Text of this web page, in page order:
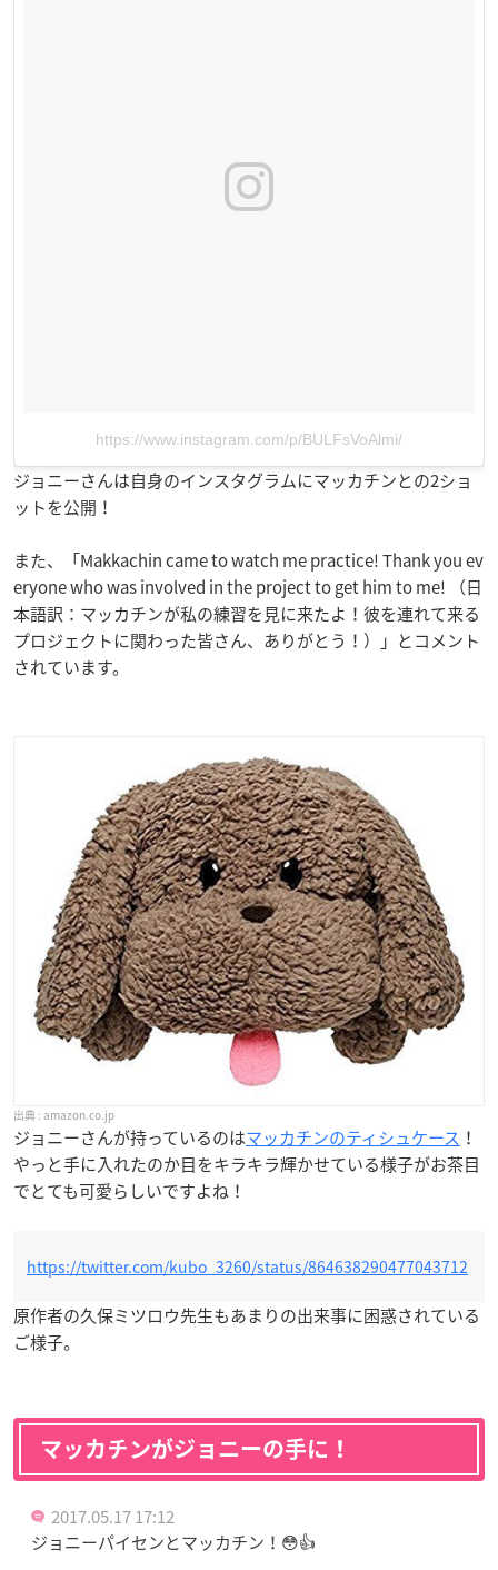
https://www.instagram.com/p/BULFsVoAlmi/
ジョニーさんは自身のインスタグラムにマッカチンとの2ショ
ットを公開！
また、「Makkachin came to watch me practice! Thank you ev
eryone who was involved in the project to get him to me! （日
本語訳：マッカチンが私の練習を見に来たよ！彼を連れて来る
プロジェクトに関わった皆さん、ありがとう！）」とコメント
されています。
amazon.co.jp
ジョニーさんが持っているのはマッカチンのティシュケース ！
やっと手に入れたのか目をキラキラ輝かせている様子がお茶目
でとても可愛らしいですよね！
https://twitter.com/kubo_3260/status/864638290477043712
原作者の久保ミツロウ先生もあまりの出来事に困惑されている
ご様子。
マッカチンがジョニーの手に！
2017.05.17 17:12
ジョニーパイセンとマッカチン！😳👍